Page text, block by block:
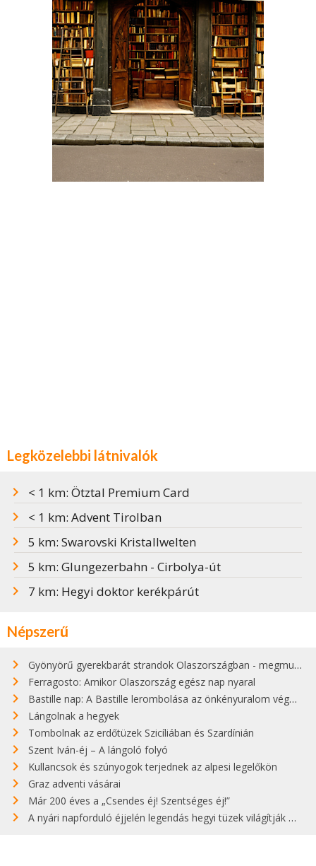
Legközelebbi látnivalók
< 1 km: Ötztal Premium Card
< 1 km: Advent Tirolban
5 km: Swarovski Kristallwelten
5 km: Glungezerbahn - Cirbolya-út
7 km: Hegyi doktor kerékpárút
Népszerű
Gyönyörű gyerekbarát strandok Olaszországban - megmutatjuk a 15 legjobbat
Ferragosto: Amikor Olaszország egész nap nyaral
Bastille nap: A Bastille lerombolása az önkényuralom végét jelentette
Lángolnak a hegyek
Tombolnak az erdőtüzek Szicíliában és Szardínián
Szent Iván-éj – A lángoló folyó
Kullancsok és szúnyogok terjednek az alpesi legelőkön
Graz adventi vásárai
Már 200 éves a „Csendes éj! Szentséges éj!”
A nyári napforduló éjjelén legendás hegyi tüzek világítják meg Zugspitzét